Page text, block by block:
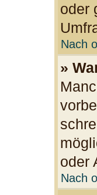
oder
Nach
»
oder
Nach